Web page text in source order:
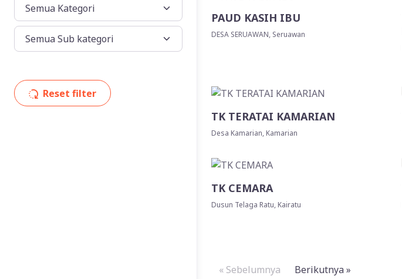
Reset filter
PAUD KASIH IBU
DESA SERUAWAN, Seruawan
TK TERATAI KAMARIAN
Desa Kamarian, Kamarian
TK CEMARA
Dusun Telaga Ratu, Kairatu
« Sebelumnya Berikutnya »